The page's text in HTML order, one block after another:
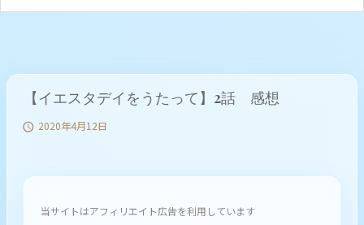
前へ
【イエスタデイをうたって】2話 感想
 2020年4月12日
当サイトはアフィリエイト広告を利用しています